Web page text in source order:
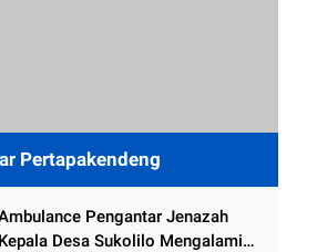
Pertapakendeng
Pengantar Jenazah
Kepala Desa Sukolilo Mengalami